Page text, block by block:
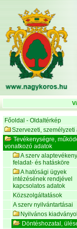
Főoldal - Oldaltérkép
Szervezeti, személyzeti
Tevékenységre,
vonatkozó adatok
A szerv
feladat- és hatásköre
A hatósági ügyek
intézésének rendjével
kapcsolatos adatok
Közszolgáltatások
A szerv nyilvántartásai
Nyilvános
Döntéshozatal,